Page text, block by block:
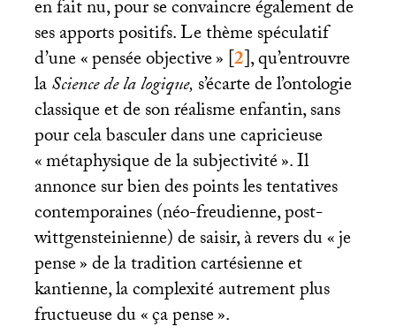
en fait nu, pour se convaincre également de
ses apports positifs. Le thème spéculatif
d’une «pensée objective»[2], qu’entrouvre
laScience de la logique,s’écarte de l’ontologie
classique et de son réalisme enfantin, sans
pour cela basculer dans une capricieuse
«métaphysique de la subjectivité». Il
annonce sur bien des points les tentatives
contemporaines (néo-freudienne, post-
wittgensteinienne) de saisir, à revers du «je
pense» de la tradition cartésienne et
kantienne, la complexité autrement plus
fructueuse du «ça pense».